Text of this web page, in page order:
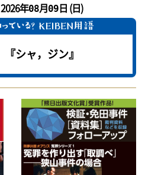
2026年08月09日 (日)
『シャ，ジン』